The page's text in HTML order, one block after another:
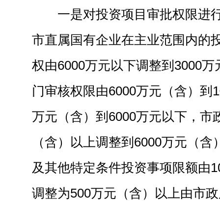
一是对投资项目审批权限进
市直属国有企业在主业范围内的
权由6000万元以下调整到3000
门审核权限由6000万元（含）到
万元（含）到6000万元以下，市
（含）以上调整到6000万元（
及其他特定条件投资事项限额由
调整为500万元（含）以上由市